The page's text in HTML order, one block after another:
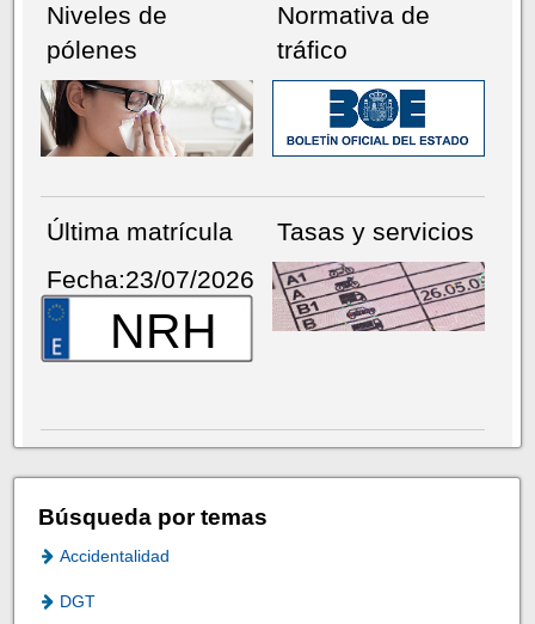
Niveles de
pólenes
Normativa de
tráfico
Última matrícula
Fecha:23/07/2026
NRH
Tasas y servicios
Búsqueda por temas
Accidentalidad
DGT